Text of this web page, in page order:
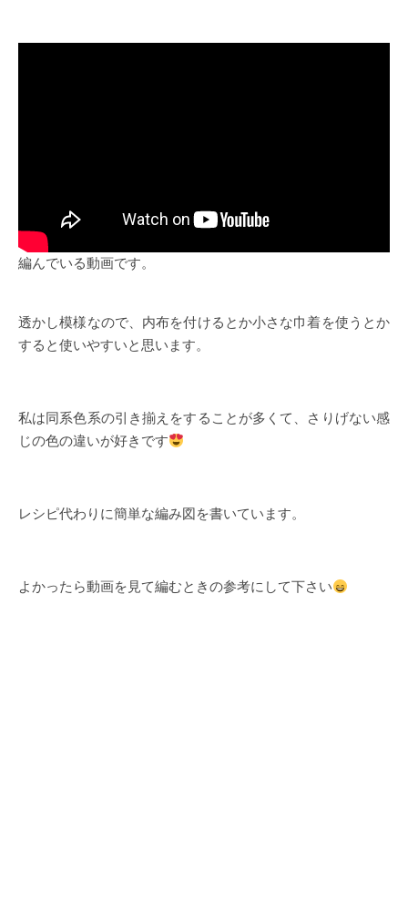
編んでいる動画です。
透かし模様なので、内布を付けるとか小さな巾着を使うとか
すると使いやすいと思います。
私は同系色系の引き揃えをすることが多くて、さりげない感
じの色の違いが好きです
レシピ代わりに簡単な編み図を書いています。
よかったら動画を見て編むときの参考にして下さい